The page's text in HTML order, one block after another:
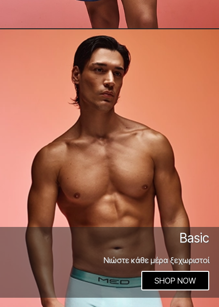
Basic
Νιώστε κάθε μέρα ξεχωριστοί
SHOP NOW